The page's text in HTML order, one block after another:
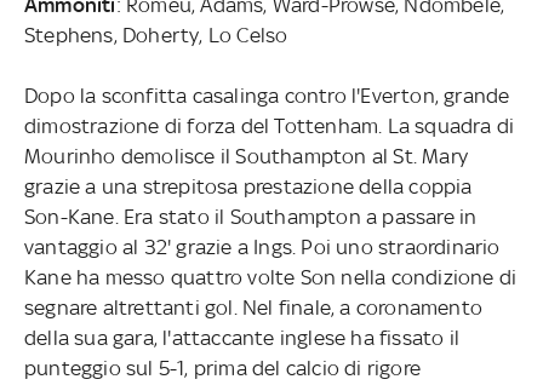
Stephens, Doherty, Lo Celso
Dopo la sconfitta casalinga contro l'Everton, grande
dimostrazione di forza del Tottenham. La squadra di
Mourinho demolisce il Southampton al St. Mary
grazie a una strepitosa prestazione della coppia
Son-Kane. Era stato il Southampton a passare in
vantaggio al 32' grazie a Ings. Poi uno straordinario
Kane ha messo quattro volte Son nella condizione di
segnare altrettanti gol. Nel finale, a coronamento
della sua gara, l'attaccante inglese ha fissato il
punteggio sul 5-1, prima del calcio di rigore